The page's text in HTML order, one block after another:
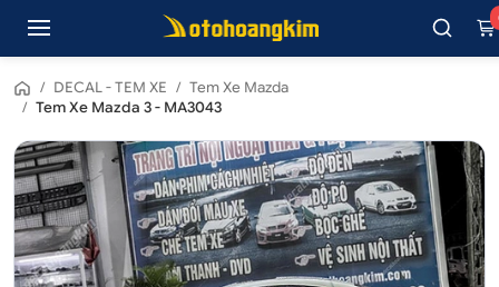
/ DECAL - TEM XE / Tem Xe Mazda
/ Tem Xe Mazda 3 - MA3043